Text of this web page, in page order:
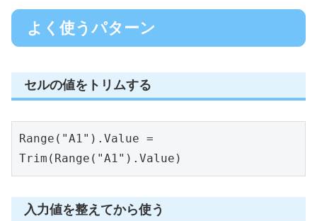
よく使うパターン
セルの値をトリムする
Range("A1").Value =
Trim(Range("A1").Value)
入力値を整えてから使う